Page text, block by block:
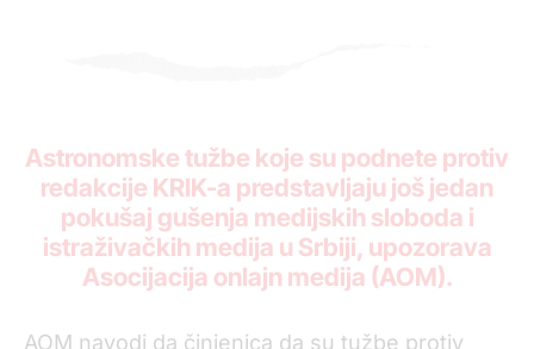
Astronomske tužbe koje su podnete protiv
redakcije KRIK-a predstavljaju još jedan
pokušaj gušenja medijskih sloboda i
istraživačkih medija u Srbiji, upozorava
Asocijacija onlajn medija (AOM).
AOM navodi da činjenica da su tužbe protiv